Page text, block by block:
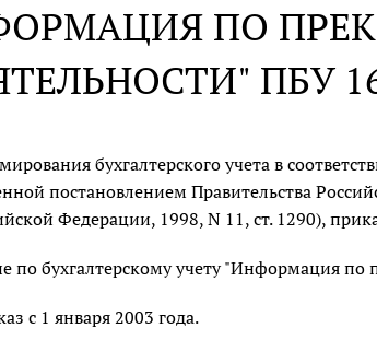
ПО
ПБУ
бухгалтерского учета в
постановлением Правительства
Федерации, 1998, N 11, ст. 1290),
по бухгалтерскому учету "Информация
с 1 января 2003 года.